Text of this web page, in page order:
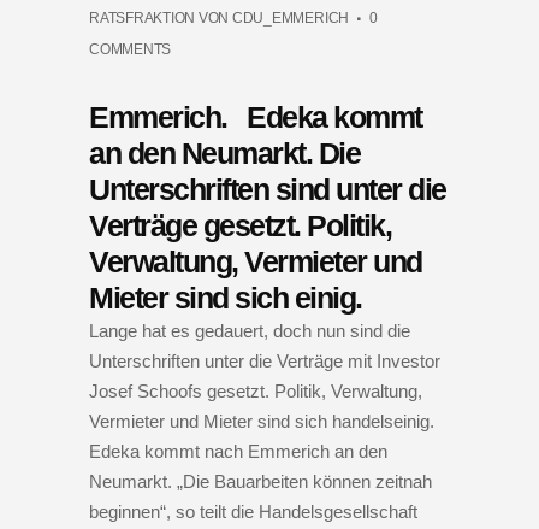
RATSFRAKTION VON CDU_EMMERICH
0
COMMENTS
Emmerich.
Edeka kommt
an den Neumarkt. Die
Unterschriften sind unter die
Verträge gesetzt. Politik,
Verwaltung, Vermieter und
Mieter sind sich einig.
Lange hat es gedauert, doch nun sind die
Unterschriften unter die Verträge mit Investor
Josef Schoofs gesetzt. Politik, Verwaltung,
Vermieter und Mieter sind sich handelseinig.
Edeka kommt nach Emmerich an den
Neumarkt. „Die Bauarbeiten können zeitnah
beginnen“, so teilt die Handelsgesellschaft